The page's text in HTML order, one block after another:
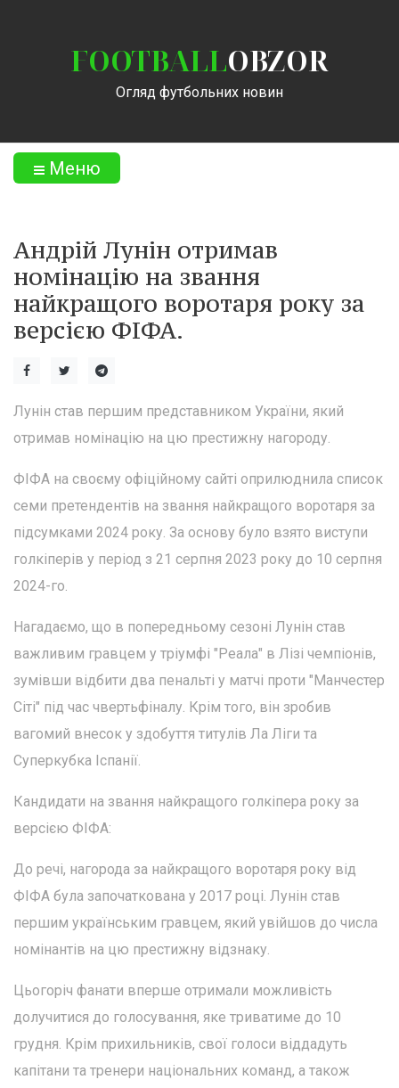
FOOTBALLOBZOR
Огляд футбольних новин
Меню
Андрій Лунін отримав
номінацію на звання
найкращого воротаря року за
версією ФІФА.
Лунін став першим представником України, який
отримав номінацію на цю престижну нагороду.
ФІФА на своєму офіційному сайті оприлюднила список
семи претендентів на звання найкращого воротаря за
підсумками 2024 року. За основу було взято виступи
голкіперів у період з 21 серпня 2023 року до 10 серпня
2024-го.
Нагадаємо, що в попередньому сезоні Лунін став
важливим гравцем у тріумфі "Реала" в Лізі чемпіонів,
зумівши відбити два пенальті у матчі проти "Манчестер
Сіті" під час чвертьфіналу. Крім того, він зробив
вагомий внесок у здобуття титулів Ла Ліги та
Суперкубка Іспанії.
Кандидати на звання найкращого голкіпера року за
версією ФІФА:
До речі, нагорода за найкращого воротаря року від
ФІФА була започаткована у 2017 році. Лунін став
першим українським гравцем, який увійшов до числа
номінантів на цю престижну відзнаку.
Цьогоріч фанати вперше отримали можливість
долучитися до голосування, яке триватиме до 10
грудня. Крім прихильників, свої голоси віддадуть
капітани та тренери національних команд, а також